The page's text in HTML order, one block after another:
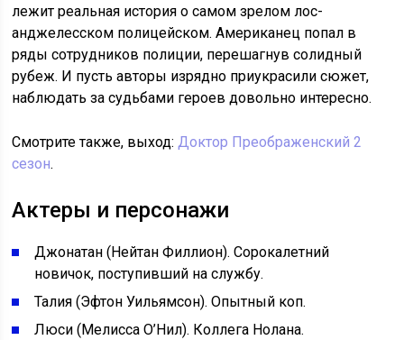
лежит реальная история о самом зрелом лос-
анджелесском полицейском. Американец попал в
ряды сотрудников полиции, перешагнув солидный
рубеж. И пусть авторы изрядно приукрасили сюжет,
наблюдать за судьбами героев довольно интересно.
Смотрите также, выход:Доктор Преображенский 2
сезон.
Актеры и персонажи
Джонатан (Нейтан Филлион). Сорокалетний
новичок, поступивший на службу.
Талия (Эфтон Уильямсон). Опытный коп.
Люси (Мелисса О’Нил). Коллега Нолана.